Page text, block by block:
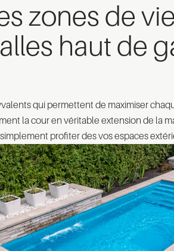
zones de
haut de
qui permettent de maximiser
la cour en véritable extension de la
profiter des vos espaces